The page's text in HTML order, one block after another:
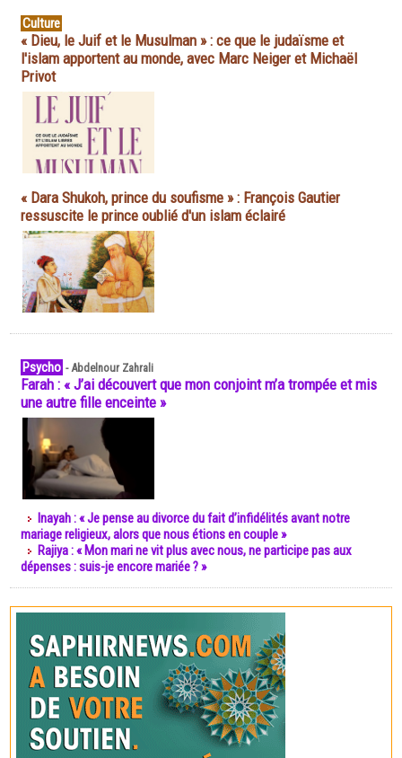
Culture
« Dieu, le Juif et le Musulman » : ce que le judaïsme et
l'islam apportent au monde, avec Marc Neiger et Michaël
Privot
« Dara Shukoh, prince du soufisme » : François Gautier
ressuscite le prince oublié d'un islam éclairé
Psycho -Abdelnour Zahrali
Farah : « J’ai découvert que mon conjoint m’a trompée et mis
une autre fille enceinte »
Inayah : « Je pense au divorce du fait d’infidélités avant notre
mariage religieux, alors que nous étions en couple »
Rajiya : « Mon mari ne vit plus avec nous, ne participe pas aux
dépenses : suis-je encore mariée ? »